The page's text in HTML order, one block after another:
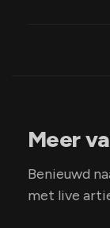
Meer
Benieuwd
met live